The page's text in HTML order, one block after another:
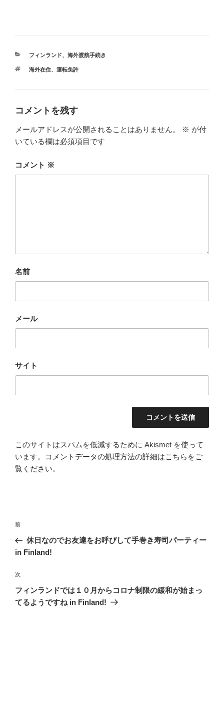
カ
ゴ
フィンランド、 海外渡航手続き
タ
海外在住、 運転免許
コメントを残す
メールアドレスが公開されることはありません。 ※ が付
いている欄は必須項目です
コメント ※
名前
メール
サイト
このサイトはスパムを低減するために Akismet を使って
います。
コメントデータの処理方法の詳細はこちらをご
覧ください。
投
ナ
ゲ
ー
シ
前
の
投
前
休日なのでお友達をお呼びして手巻き寿司パーティー
in Finland!
次
の
投
次
フィンランドでは１０月からコロナ制限の緩和が始まっ
てるようですね in Finland!